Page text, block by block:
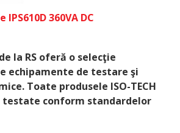
360VA DC
la RS oferă o selecţie
echipamente de testare şi
Toate produsele ISO-TECH
conform standardelor